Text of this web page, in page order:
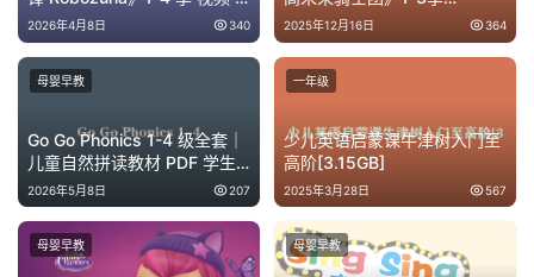
音频 全集 [10.68GB]
2026年4月8日 340
15.38GB 网盘下载
2025年12月16日 364
Go Go Phonics 1-4 级全套｜
儿童自然拼读教材 PDF 学生
书 + 练习册 + 音频 MP3
2026年5月8日 207
母婴早教
少儿英语启蒙课牛津树入门至
高阶[3.15GB]
2025年3月28日 567
一年级
母婴早教 母婴早教